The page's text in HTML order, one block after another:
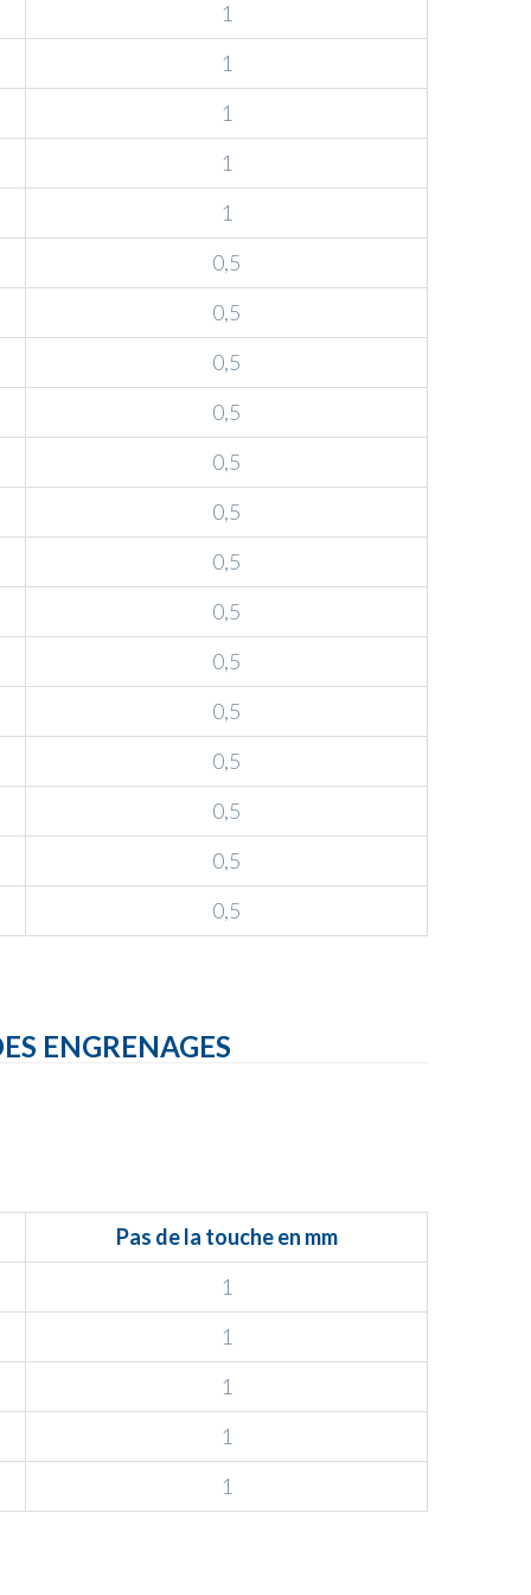
1
1
1
1
1
0,5
0,5
0,5
0,5
0,5
0,5
0,5
0,5
0,5
0,5
0,5
0,5
0,5
0,5
ENGRENAGES
Pas de la touche en mm
1
1
1
1
1